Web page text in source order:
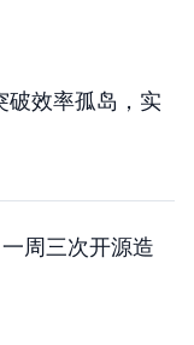
破效率孤岛，实
周三次开源造